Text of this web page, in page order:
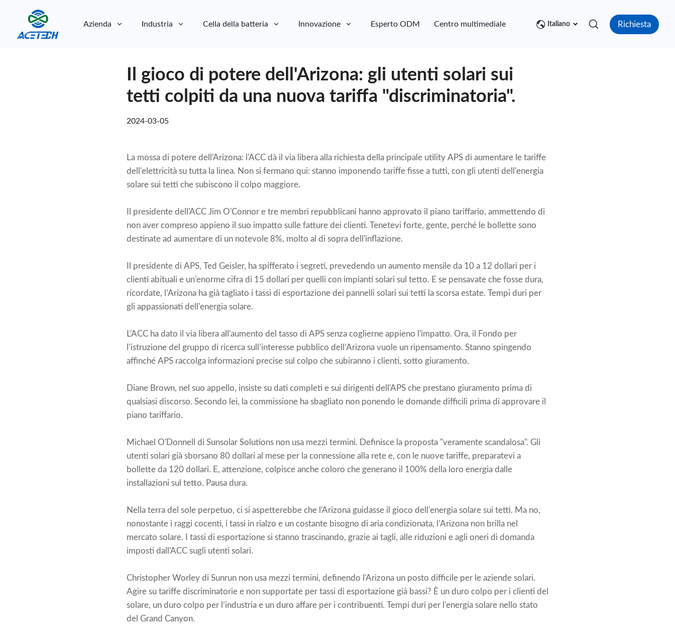
Azienda Industria Cella della batteria Innovazione Esperto ODM Centro multimediale Contatto
Italiano Richiesta
Il gioco di potere dell'Arizona: gli utenti solari sui
tetti colpiti da una nuova tariffa "discriminatoria".
2024-03-05
La mossa di potere dell'Arizona: l'ACC dà il via libera alla richiesta della principale utility APS di aumentare le tariffe
dell'elettricità su tutta la linea. Non si fermano qui: stanno imponendo tariffe fisse a tutti, con gli utenti dell'energia
solare sui tetti che subiscono il colpo maggiore.
Il presidente dell'ACC Jim O'Connor e tre membri repubblicani hanno approvato il piano tariffario, ammettendo di
non aver compreso appieno il suo impatto sulle fatture dei clienti. Tenetevi forte, gente, perché le bollette sono
destinate ad aumentare di un notevole 8%, molto al di sopra dell'inflazione.
Il presidente di APS, Ted Geisler, ha spifferato i segreti, prevedendo un aumento mensile da 10 a 12 dollari per i
clienti abituali e un'enorme cifra di 15 dollari per quelli con impianti solari sul tetto. E se pensavate che fosse dura,
ricordate, l’Arizona ha già tagliato i tassi di esportazione dei pannelli solari sui tetti la scorsa estate. Tempi duri per
gli appassionati dell'energia solare.
L'ACC ha dato il via libera all'aumento del tasso di APS senza coglierne appieno l'impatto. Ora, il Fondo per
l’istruzione del gruppo di ricerca sull’interesse pubblico dell’Arizona vuole un ripensamento. Stanno spingendo
affinché APS raccolga informazioni precise sul colpo che subiranno i clienti, sotto giuramento.
Diane Brown, nel suo appello, insiste su dati completi e sui dirigenti dell'APS che prestano giuramento prima di
qualsiasi discorso. Secondo lei, la commissione ha sbagliato non ponendo le domande difficili prima di approvare il
piano tariffario.
Michael O'Donnell di Sunsolar Solutions non usa mezzi termini. Definisce la proposta "veramente scandalosa". Gli
utenti solari già sborsano 80 dollari al mese per la connessione alla rete e, con le nuove tariffe, preparatevi a
bollette da 120 dollari. E, attenzione, colpisce anche coloro che generano il 100% della loro energia dalle
installazioni sul tetto. Pausa dura.
Nella terra del sole perpetuo, ci si aspetterebbe che l'Arizona guidasse il gioco dell'energia solare sui tetti. Ma no,
nonostante i raggi cocenti, i tassi in rialzo e un costante bisogno di aria condizionata, l’Arizona non brilla nel
mercato solare. I tassi di esportazione si stanno trascinando, grazie ai tagli, alle riduzioni e agli oneri di domanda
imposti dall'ACC sugli utenti solari.
Christopher Worley di Sunrun non usa mezzi termini, definendo l'Arizona un posto difficile per le aziende solari.
Agire su tariffe discriminatorie e non supportate per tassi di esportazione già bassi? È un duro colpo per i clienti del
solare, un duro colpo per l’industria e un duro affare per i contribuenti. Tempi duri per l'energia solare nello stato
del Grand Canyon.